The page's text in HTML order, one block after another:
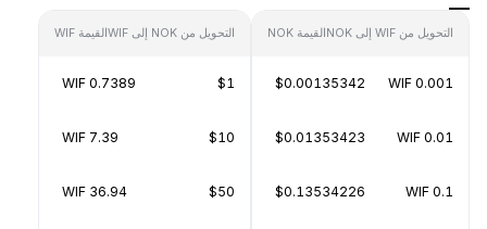
التحويل من WIF إلى NOK القيمة NOK
0.001 WIF
$0.00135342
0.01 WIF
$0.01353423
0.1 WIF
$0.13534226
التحويل من NOK إلى WIF القيمة WIF
$1
0.7389 WIF
$10
7.39 WIF
$50
36.94 WIF